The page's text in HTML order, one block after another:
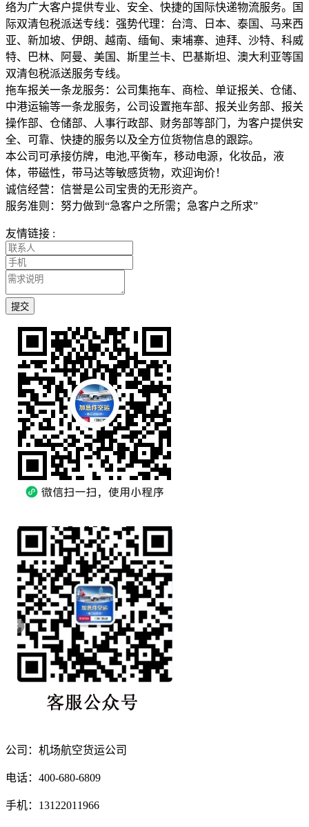
络为广大客户提供专业、安全、快捷的国际快递物流服务。国
际双清包税派送专线：强势代理：台湾、日本、泰国、马来西
亚、新加坡、伊朗、越南、缅甸、柬埔寨、迪拜、沙特、科威
特、巴林、阿曼、美国、斯里兰卡、巴基斯坦、澳大利亚等国
双清包税派送服务专线。
拖车报关一条龙服务：公司集拖车、商检、单证报关、仓储、
中港运输等一条龙服务，公司设置拖车部、报关业务部、报关
操作部、仓储部、人事行政部、财务部等部门，为客户提供安
全、可靠、快捷的服务以及全方位货物信息的跟踪。
本公司可承接仿牌，电池,平衡车，移动电源，化妆品，液
体，带磁性，带马达等敏感货物，欢迎询价！
诚信经营：信誉是公司宝贵的无形资产。
服务准则：努力做到“急客户之所需；急客户之所求”
友情链接 :
提交
公司：机场航空货运公司
电话：400-680-6809
手机：13122011966